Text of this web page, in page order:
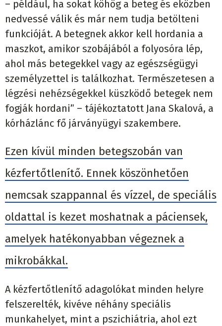
– például, ha sokat köhög a beteg és eközben
nedvessé válik és már nem tudja betölteni
funkcióját. A betegnek akkor kell hordania a
maszkot, amikor szobájából a folyosóra lép,
ahol más betegekkel vagy az egészségügyi
személyzettel is találkozhat. Természetesen a
légzési nehézségekkel küszködő betegek nem
fogják hordani” – tájékoztatott Jana Skalová, a
kórházlánc fő járványügyi szakembere.
Ezen kívül minden betegszobán van
kézfertőtlenítő. Ennek köszönhetően
nemcsak szappannal és vízzel, de speciális
oldattal is kezet moshatnak a páciensek,
amelyek hatékonyabban végeznek a
mikrobákkal.
A kézfertőtlenítő adagolókat minden helyre
felszerelték, kivéve néhány speciális
munkahelyet, mint a pszichiátria, ahol ezt